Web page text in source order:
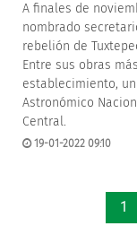
A finales de
nombrado
rebelión de
Entre sus obras
establecimiento,
Astronómico
Central.
19-01-2022 09:10
1